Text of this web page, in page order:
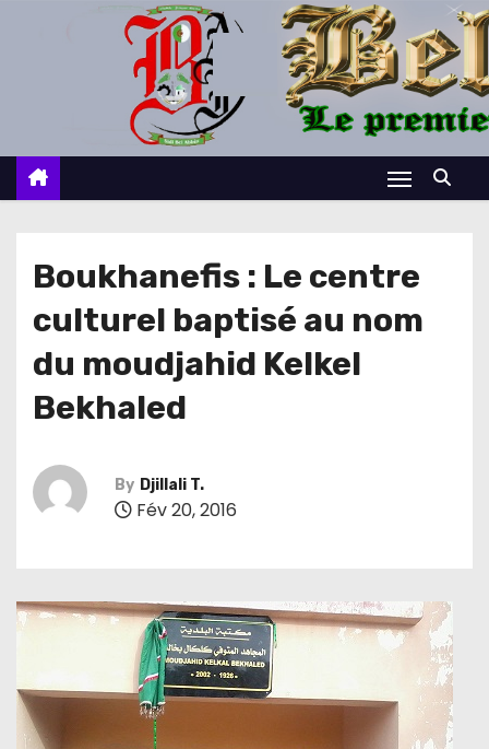
c
Boukhanefis : Le centre
culturel baptisé au nom
du moudjahid Kelkel
Bekhaled
By Djillali T.
Fév 20, 2016